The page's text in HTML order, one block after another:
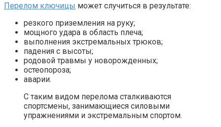
Перелом ключицы может случиться в результате:
резкого приземления на руку;
мощного удара в область плеча;
выполнения экстремальных трюков;
падения с высоты;
родовой травмы у новорожденных;
остеопороза;
аварии.
С таким видом перелома сталкиваются
спортсмены, занимающиеся силовыми
упражнениями и экстремальным спортом.